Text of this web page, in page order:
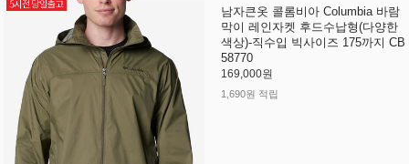
남자큰옷 콜롬비아 Columbia 바람
막이 레인자켓 후드수납형(다양한
색상)-직수입 빅사이즈 175까지 CB
58770
169,000원
1,690원 적립